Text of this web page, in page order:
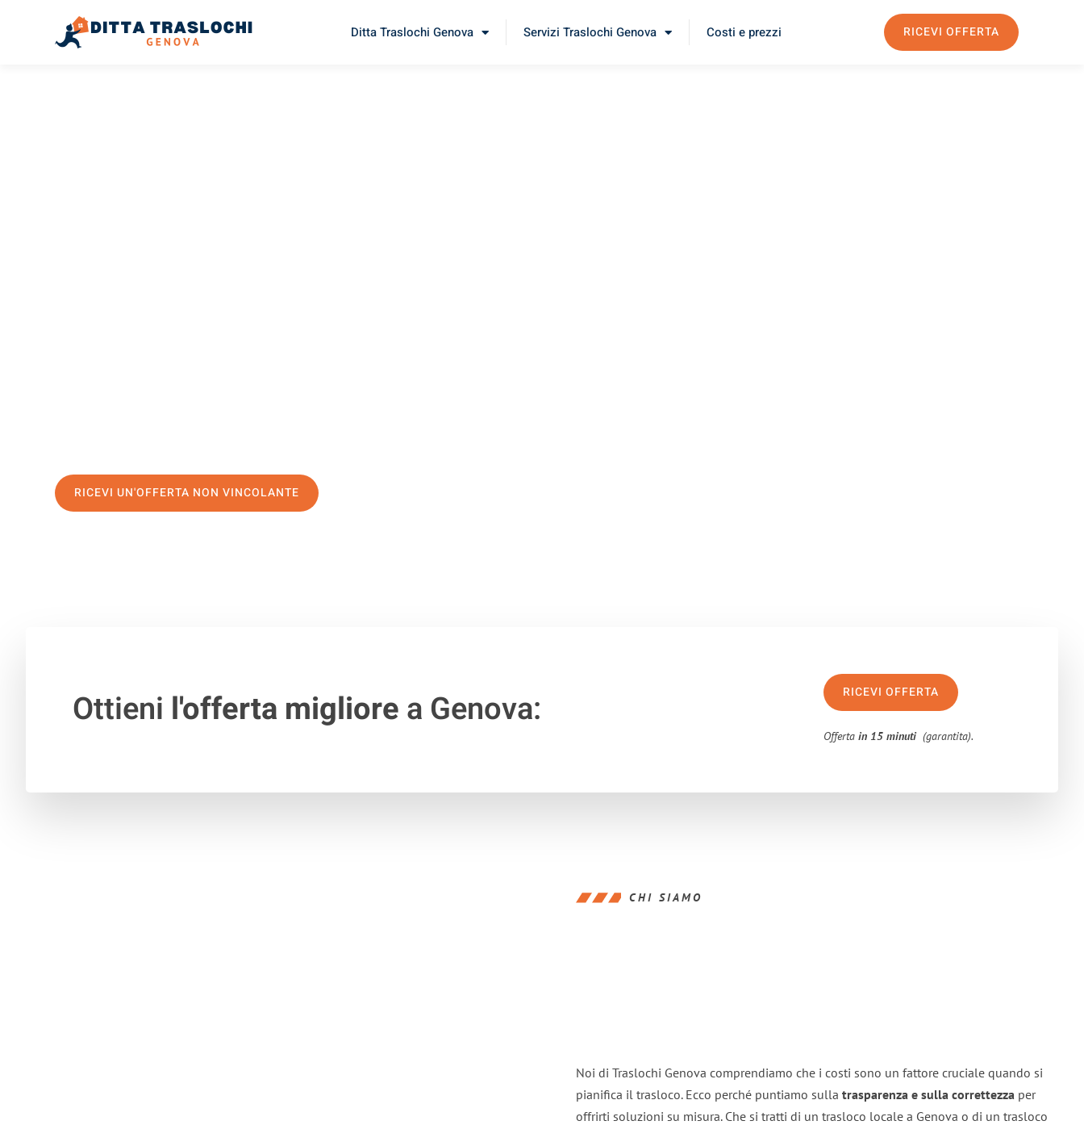
Ditta Traslochi Genova Servizi Traslochi Genova Costi e prezzi RICEVI OFFERTA
RICEVI UN'OFFERTA NON VINCOLANTE
Ottieni l'offerta migliorea Genova: RICEVI OFFERTA
Offertain 15 minuti (garantita).
CHI SIAMO
Noi di Traslochi Genova comprendiamo che i costi sono un fattore cruciale quando si
pianifica il trasloco. Ecco perché puntiamo sulla trasparenza e sulla correttezza per
offrirti soluzioni su misura. Che si tratti di un trasloco locale a Genova o di un trasloco